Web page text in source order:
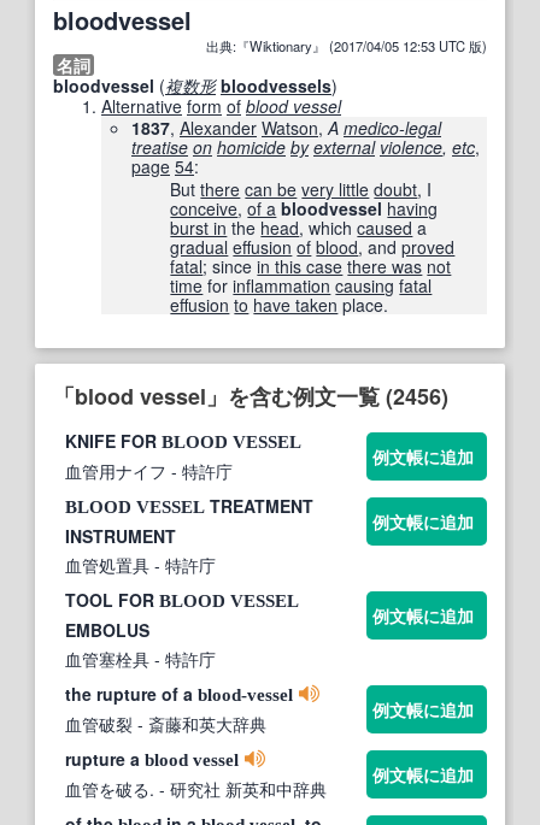
bloodvessel
出典:『Wiktionary』 (2017/04/05 12:53 UTC 版)
名詞
bloodvessel (複数形 bloodvessels)
Alternative form of blood vessel
1837, Alexander Watson, A medico-legal
treatise on homicide by external violence, etc,
page 54:
Butthere can be very little doubt, I
conceive,of a bloodvessel having
burst in the head, whichcaused a
gradual effusion of blood, andproved
fatal; sincein this case there was not
time forinflammation causing fatal
effusion to have taken place.
「blood vessel」を含む例文一覧 (2456)
KNIFE FOR BLOOD VESSEL
血管用ナイフ - 特許庁
例文帳に追加
BLOOD VESSEL TREATMENT
INSTRUMENT
血管処置具 - 特許庁
例文帳に追加
TOOL FOR BLOOD VESSEL
EMBOLUS
血管塞栓具 - 特許庁
例文帳に追加
the rupture of a blood-vessel
血管破裂 - 斎藤和英大辞典
例文帳に追加
rupture a blood vessel
血管を破る. - 研究社 新英和中辞典
例文帳に追加